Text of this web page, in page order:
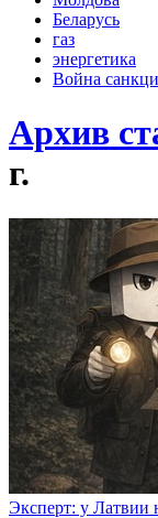
Беларусь
газ
энергетика
Война
Архив
г.
Эксперт: у Латвии